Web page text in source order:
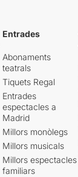
Entrades
Abonaments
teatrals
Tiquets Regal
Entrades
espectacles a
Madrid
Millors monòlegs
Millors musicals
Millors espectacles
familiars